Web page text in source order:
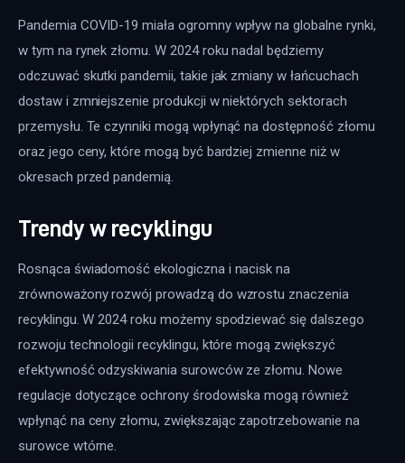
Pandemia COVID-19 miała ogromny wpływ na globalne rynki,
w tym na rynek złomu. W 2024 roku nadal będziemy
odczuwać skutki pandemii, takie jak zmiany w łańcuchach
dostaw i zmniejszenie produkcji w niektórych sektorach
przemysłu. Te czynniki mogą wpłynąć na dostępność złomu
oraz jego ceny, które mogą być bardziej zmienne niż w
okresach przed pandemią.
Trendy w recyklingu
Rosnąca świadomość ekologiczna i nacisk na
zrównoważony rozwój prowadzą do wzrostu znaczenia
recyklingu. W 2024 roku możemy spodziewać się dalszego
rozwoju technologii recyklingu, które mogą zwiększyć
efektywność odzyskiwania surowców ze złomu. Nowe
regulacje dotyczące ochrony środowiska mogą również
wpłynąć na ceny złomu, zwiększając zapotrzebowanie na
surowce wtórne.